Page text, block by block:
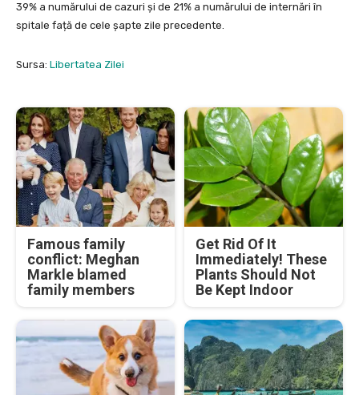
39% a numărului de cazuri și de 21% a numărului de internări în
spitale față de cele șapte zile precedente.
Sursa: Libertatea Zilei
Famous family
conflict: Meghan
Markle blamed
family members
Get Rid Of It
Immediately! These
Plants Should Not
Be Kept Indoor